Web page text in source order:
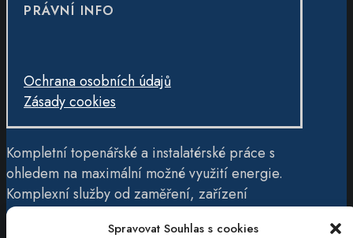
Spravovat Souhlas s cookies
PRÁVNÍ INFO
Ochrana osobních údajů
Zásady cookies
Kompletní topenářské a instalatérské práce s
ohledem na maximální možné využití energie.
Komplexní služby od zaměření, zařízení
materiálu, až po instalaci.